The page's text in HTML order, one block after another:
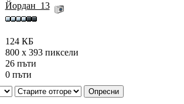
Йордан_13
124 КБ
800 x 393 пиксели
26 пъти
0 пъти